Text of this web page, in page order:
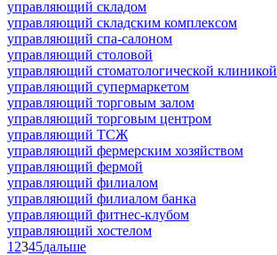
управляющий складом
управляющий складским комплексом
управляющий спа-салоном
управляющий столовой
управляющий стоматологической клиникой
управляющий супермаркетом
управляющий торговым залом
управляющий торговым центром
управляющий ТСЖ
управляющий фермерским хозяйством
управляющий фермой
управляющий филиалом
управляющий филиалом банка
управляющий фитнес-клубом
управляющий хостелом
1 2345дальше